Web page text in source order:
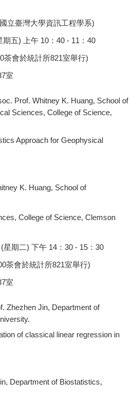
立臺灣大學資訊工程學系)
五) 上午 10：40 - 11：40
於統計所821室舉行)
室
Prof. Whitney K. Huang, School of
Sciences, College of Science,
Approach for Geophysical
K. Huang, School of
of Science, Clemson
期二) 下午 14：30 - 15：30
於統計所821室舉行)
室
Zhezhen Jin, Department of
of classical linear regression in
Department of Biostatistics,